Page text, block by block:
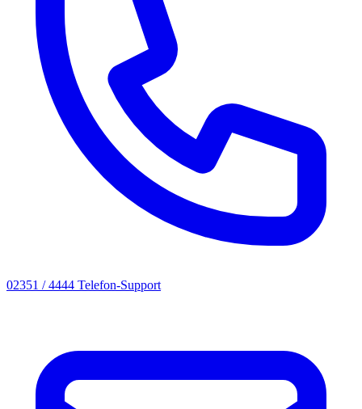
02351 / 4444 Telefon-Support